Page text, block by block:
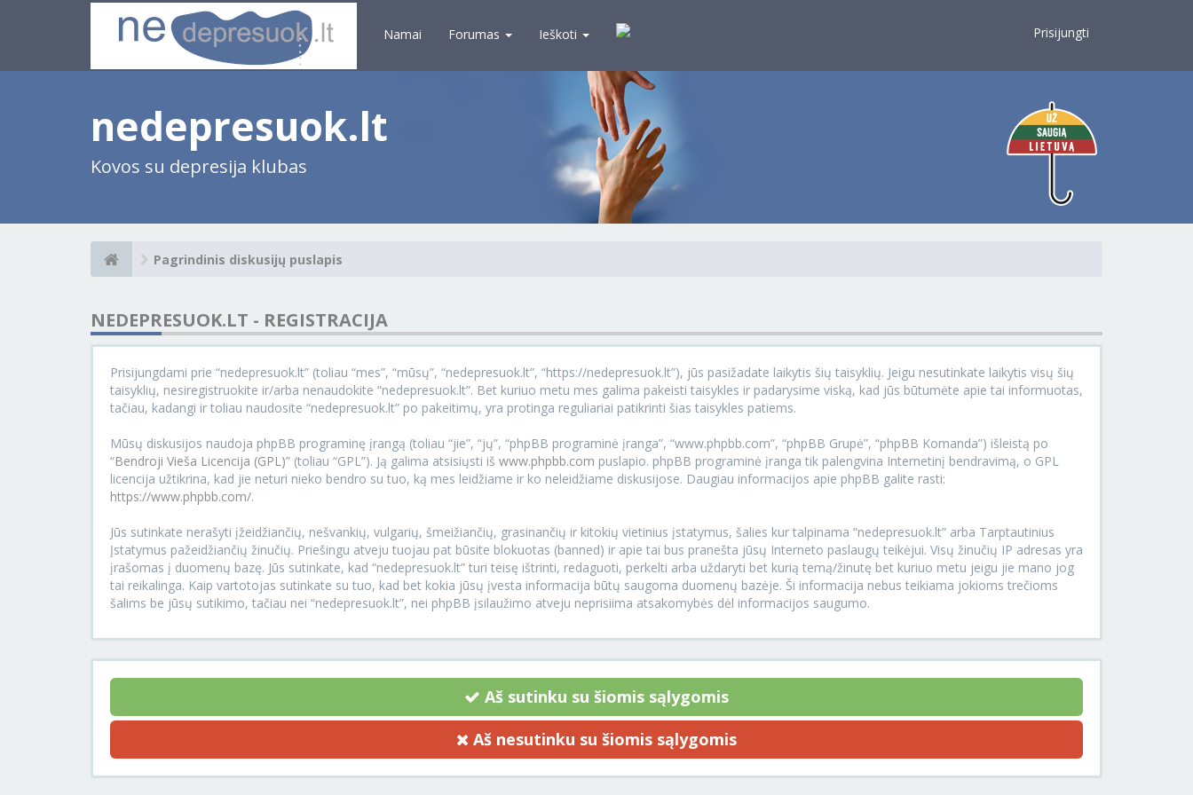
Namai Forumas Ieškoti Prisijungti
nedepresuok.lt
Kovos su depresija klubas
Pagrindinis diskusijų puslapis
NEDEPRESUOK.LT - REGISTRACIJA
Prisijungdami prie “nedepresuok.lt” (toliau “mes”, “mūsų”, “nedepresuok.lt”, “https://nedepresuok.lt”), jūs pasižadate laikytis šių taisyklių. Jeigu nesutinkate laikytis visų šių
taisyklių, nesiregistruokite ir/arba nenaudokite “nedepresuok.lt”. Bet kuriuo metu mes galima pakeisti taisykles ir padarysime viską, kad jūs būtumėte apie tai informuotas,
tačiau, kadangi ir toliau naudosite “nedepresuok.lt” po pakeitimų, yra protinga reguliariai patikrinti šias taisykles patiems.
Mūsų diskusijos naudoja phpBB programinę įrangą (toliau “jie”, “jų”, “phpBB programinė įranga”, “www.phpbb.com”, “phpBB Grupė”, “phpBB Komanda”) išleistą po
“Bendroji Vieša Licencija (GPL)” (toliau “GPL”). Ją galima atsisiųsti iš www.phpbb.com puslapio. phpBB programinė įranga tik palengvina Internetinį bendravimą, o GPL
licencija užtikrina, kad jie neturi nieko bendro su tuo, ką mes leidžiame ir ko neleidžiame diskusijose. Daugiau informacijos apie phpBB galite rasti:
https://www.phpbb.com/.
Jūs sutinkate nerašyti įžeidžiančių, nešvankių, vulgarių, šmeižiančių, grasinančių ir kitokių vietinius įstatymus, šalies kur talpinama “nedepresuok.lt” arba Tarptautinius
Įstatymus pažeidžiančių žinučių. Priešingu atveju tuojau pat būsite blokuotas (banned) ir apie tai bus pranešta jūsų Interneto paslaugų teikėjui. Visų žinučių IP adresas yra
įrašomas į duomenų bazę. Jūs sutinkate, kad “nedepresuok.lt” turi teisę ištrinti, redaguoti, perkelti arba uždaryti bet kurią temą/žinutę bet kuriuo metu jeigu jie mano jog
tai reikalinga. Kaip vartotojas sutinkate su tuo, kad bet kokia jūsų įvesta informacija būtų saugoma duomenų bazėje. Ši informacija nebus teikiama jokioms trečioms
šalims be jūsų sutikimo, tačiau nei “nedepresuok.lt”, nei phpBB įsilaužimo atveju neprisiima atsakomybės dėl informacijos saugumo.
Aš sutinku su šiomis sąlygomis
Aš nesutinku su šiomis sąlygomis